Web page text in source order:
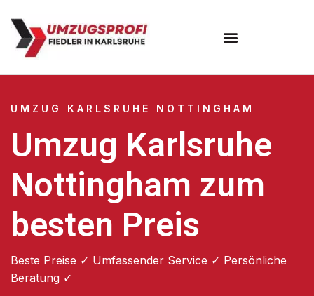
UMZUG KARLSRUHE NOTTINGHAM
Umzug Karlsruhe
Nottingham zum
besten Preis
Beste Preise ✓ Umfassender Service ✓ Persönliche
Beratung ✓